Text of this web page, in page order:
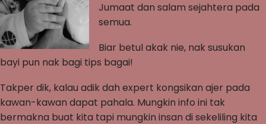
Jumaat dan salam sejahtera pada
semua.
Biar betul akak nie, nak susukan
bayi pun nak bagi tips bagai!
Takper dik, kalau adik dah expert kongsikan ajer pada
kawan-kawan dapat pahala. Mungkin info ini tak
bermakna buat kita tapi mungkin insan di sekeliling kita